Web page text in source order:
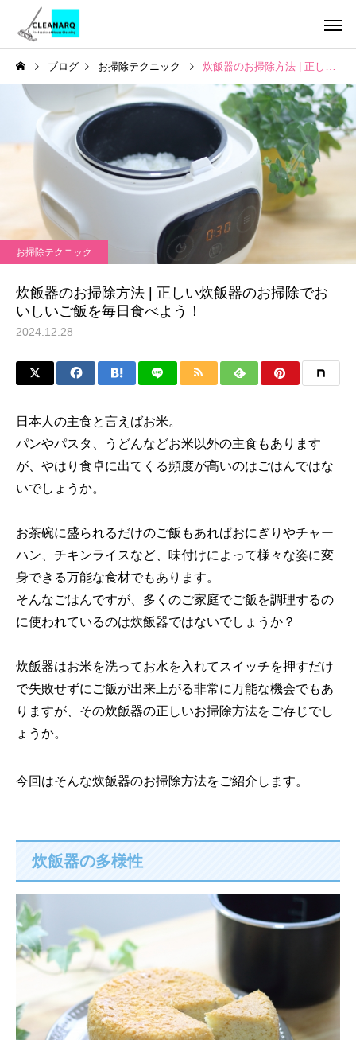
引っ越し前後まるごと
セット
チタンコーテ
レンジフードクリーニ
ング
ハウスクリーニング
年1回は必ず掃除したい場
所リスト10選｜放置すると
危険な家の汚れと家庭にあ
る道具でできる掃除方法
お掃除テクニック
水垢が洗剤で落ちない
の理由とは？ | 自宅で
る簡単掃除から頑固な
ブログ お掃除テクニック 炊飯器のお掃除方法 | 正しい炊飯器のお掃除でおいしいご飯を毎日食べよう！
お掃除テクニック
炊飯器のお掃除方法 | 正しい炊飯器のお掃除でお
いしいご飯を毎日食べよう！
2024.12.28
日本人の主食と言えばお米。
パンやパスタ、うどんなどお米以外の主食もあります
が、やはり食卓に出てくる頻度が高いのはごはんではな
いでしょうか。
お茶碗に盛られるだけのご飯もあればおにぎりやチャー
ハン、チキンライスなど、味付けによって様々な姿に変
身できる万能な食材でもあります。
そんなごはんですが、多くのご家庭でご飯を調理するの
に使われているのは炊飯器ではないでしょうか？
炊飯器はお米を洗ってお水を入れてスイッチを押すだけ
で失敗せずにご飯が出来上がる非常に万能な機会でもあ
りますが、その炊飯器の正しいお掃除方法をご存じでし
ょうか。
今回はそんな炊飯器のお掃除方法をご紹介します。
炊飯器の多様性